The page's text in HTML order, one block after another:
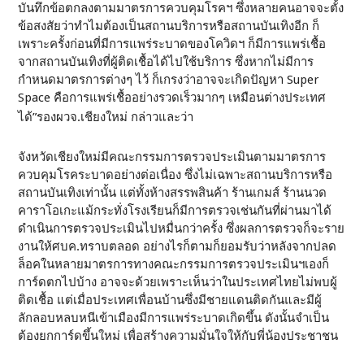
บันทึกข้อตกลงตามมาตรการควบคุมโรคฯ ซึ่งหลายคนอาจจะตั้ง
ข้อสงสัยว่าทำไมต้องเป็นสถานบริการหรือสถานบันเทิงอีก ก็
เพราะครั้งก่อนที่มีการแพร่ระบาดของโควิดฯ ก็มีการแพร่เชื้อ
จากสถานบันเทิงที่ผู้ติดเชื้อได้ไปใช้บริการ ซึ่งหากไม่มีการ
กำหนดมาตรการต่างๆ ไว้ ก็เกรงว่าอาจจะเกิดปัญหา Super
Space คือการแพร่เชื้ออย่างรวดเร็วมากๆ เหมือนต่างประเทศ
ได้”รองผวจ.เชียงใหม่ กล่าวและว่า
จังหวัดเชียงใหม่มีคณะกรรมการตรวจประเมินตามมาตรการ
ควบคุมโรคระบาดอย่างต่อเนื่อง ซึ่งไม่เฉพาะสถานบริการหรือ
สถานบันเทิงเท่านั้น แต่ทั้งห้างสรรพสินค้า ร้านเกมส์ ร้านนวด
คาราโอเกะแม้กระทั่งโรงเรียนก็มีการตรวจเช่นกันที่ผ่านมาได้
ดำเนินการตรวจประเมินไปหมื่นกว่าครั้ง ซึ่งผลการตรวจก็จะราย
งานให้ศบค.ทราบตลอด อย่างไรก็ตามก็ยอมรับว่าหลังจากปลด
ล็อคในหลายมาตรการทางคณะกรรมการตรวจประเมินฯเองก็
การ์ดตกไปบ้าง อาจจะด้วยเพราะเห็นว่าในประเทศไทยไม่พบผู้
ติดเชื้อ แต่เมื่อประเทศเพื่อนบ้านซึ่งมีชายแดนติดกันและมีผู้
ลักลอบหลบหนีเข้าเมืองมีการแพร่ระบาดเกิดขึ้น ดังนั้นจำเป็น
ต้องยกการ์ดขึ้นใหม่ เพื่อสร้างความมั่นใจให้กับพี่น้องประชาชน